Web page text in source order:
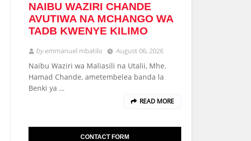
NAIBU WAZIRI CHANDE
AVUTIWA NA MCHANGO WA
TADB KWENYE KILIMO
byemmanuel mbatilo August 06, 2026
Naibu Waziri wa Maliasili na Utalii, Mhe.
Hamad Chande, ametembelea banda la
Benki ya …
READ MORE
CONTACT FORM